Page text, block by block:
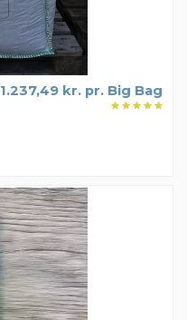
1.237,49 kr. pr. Big Bag